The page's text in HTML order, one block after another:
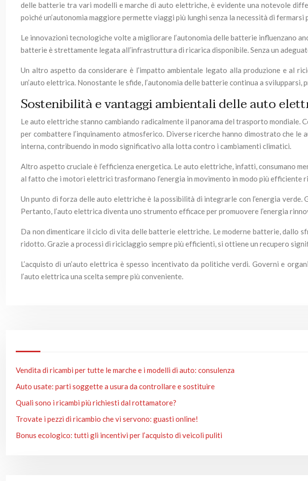
delle batterie tra vari modelli e marche di auto elettriche, è evidente una notevole
poiché un’autonomia maggiore permette viaggi più lunghi senza la necessità di fermarsi
Le innovazioni tecnologiche volte a migliorare l’autonomia delle batterie influenzano
batterie è strettamente legata all’infrastruttura di ricarica disponibile. Senza un
Un altro aspetto da considerare è l’impatto ambientale legato alla produzione e al
un’auto elettrica. Nonostante le sfide, l’autonomia delle batterie continua a
Sostenibilità e vantaggi ambientali delle auto
Le auto elettriche stanno cambiando radicalmente il panorama del trasporto mondiale.
per combattere l’inquinamento atmosferico. Diverse ricerche hanno dimostrato che
interna, contribuendo in modo significativo alla lotta contro i cambiamenti climatici.
Altro aspetto cruciale è l’efficienza energetica. Le auto elettriche, infatti, consumano
al fatto che i motori elettrici trasformano l’energia in movimento in modo più efficiente
Un punto di forza delle auto elettriche è la possibilità di integrarle con l’energia
Pertanto, l’auto elettrica diventa uno strumento efficace per promuovere l’energia
Da non dimenticare il ciclo di vita delle batterie elettriche. Le moderne batterie,
ridotto. Grazie a processi di riciclaggio sempre più efficienti, si ottiene un recupero
L’acquisto di un’auto elettrica è spesso incentivato da politiche verdi. Governi e
l’auto elettrica una scelta sempre più conveniente.
Vendita di ricambi per tutte le marche e i modelli di auto: consulenza
Auto usate: parti soggette a usura da controllare e sostituire
Quali sono i ricambi più richiesti dal rottamatore?
Trovate i pezzi di ricambio che vi servono: guasti online!
Bonus ecologico: tutti gli incentivi per l’acquisto di veicoli puliti